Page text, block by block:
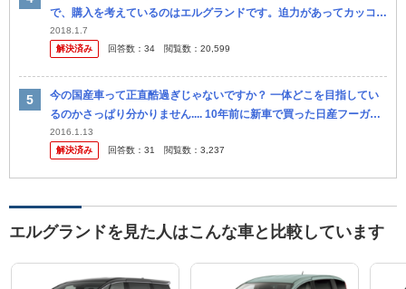
で、購入を考えているのはエルグランドです。迫力があってカッコい
い見た目が好きで、将来結婚した時にも役に立つかなと思います。
しかし、...
2018.1.7
解決済み
回答数： 34 閲覧数： 20,599
今の国産車って正直酷過ぎじゃないですか？ 一体どこを目指してい
るのかさっぱり分かりません.... 10年前に新車で買った日産フーガを
そろそろ手放そうと思い、色々車を見ているのですが、正直どの車...
2016.1.13
解決済み
回答数： 31 閲覧数： 3,237
エルグランドを見た人はこんな車と比較しています